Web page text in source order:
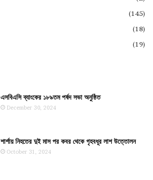
(145)
(18)
(19)
এসবিএসি ব্যাংকের ১৮৯তম পর্ষদ সভা অনুষ্ঠিত
December 30, 2024
শার্শায় নিহতের দুই মাস পর কবর থেকে গৃহবধূর লাশ উত্তোলন
October 31, 2024